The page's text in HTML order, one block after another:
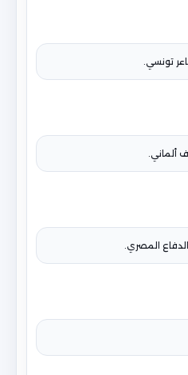
تونسي.
ألماني.
المصري.